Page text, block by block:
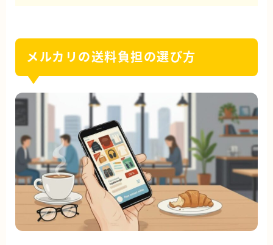
メルカリの送料負担の選び方